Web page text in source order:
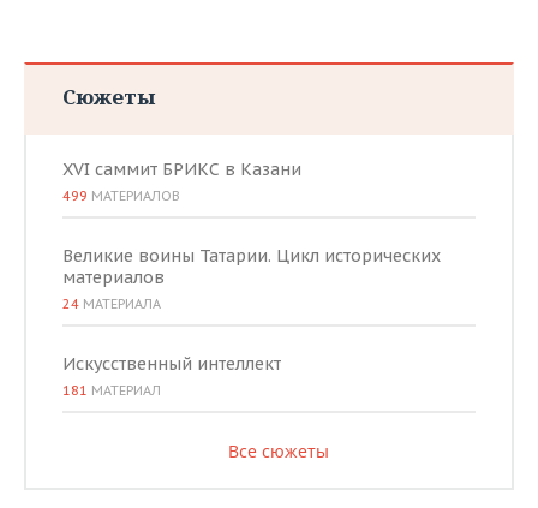
Сюжеты
XVI саммит БРИКС в Казани
499 МАТЕРИАЛОВ
Великие воины Татарии. Цикл исторических
материалов
24 МАТЕРИАЛА
Искусственный интеллект
181 МАТЕРИАЛ
Все сюжеты